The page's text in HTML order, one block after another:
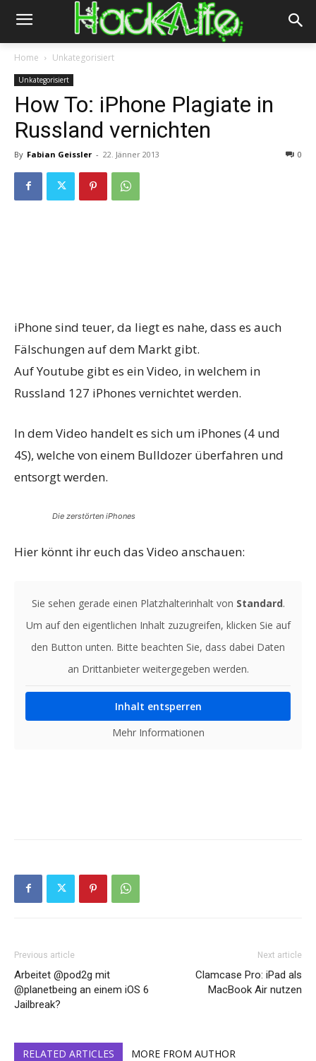
Home Unkategorisiert
Unkategorisiert
How To: iPhone Plagiate in
Russland vernichten
By Fabian Geissler - 22. Jänner 2013 0
iPhone sind teuer, da liegt es nahe, dass es auch
Fälschungen auf dem Markt gibt.
Auf Youtube gibt es ein Video, in welchem in
Russland 127 iPhones vernichtet werden.
In dem Video handelt es sich um iPhones (4 und
4S), welche von einem Bulldozer überfahren und
entsorgt werden.
Die zerstörten iPhones
Hier könnt ihr euch das Video anschauen:
Sie sehen gerade einen Platzhalterinhalt von Standard.
Um auf den eigentlichen Inhalt zuzugreifen, klicken Sie auf
den Button unten. Bitte beachten Sie, dass dabei Daten
an Drittanbieter weitergegeben werden.
Inhalt entsperren
Mehr Informationen
Previous article
Arbeitet @pod2g mit
@planetbeing an einem iOS 6
Jailbreak?
Next article
Clamcase Pro: iPad als
MacBook Air nutzen
RELATED ARTICLES MORE FROM AUTHOR